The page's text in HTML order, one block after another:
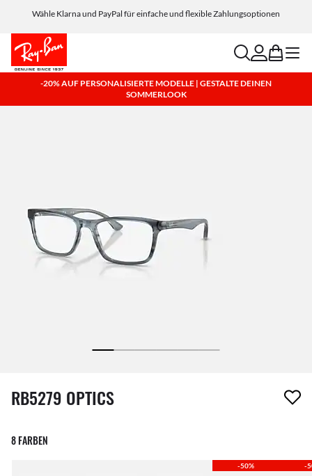
Wähle Klarna und PayPal für einfache und flexible Zahlungsoptionen
searchaccount
bag menu
-20% AUF PERSONALISIERTE MODELLE | GESTALTE DEINEN
SOMMERLOOK
1 Artikel wurde von deiner Wunschliste entfernt
RB5279 OPTICS
8 FARBEN
-50% -